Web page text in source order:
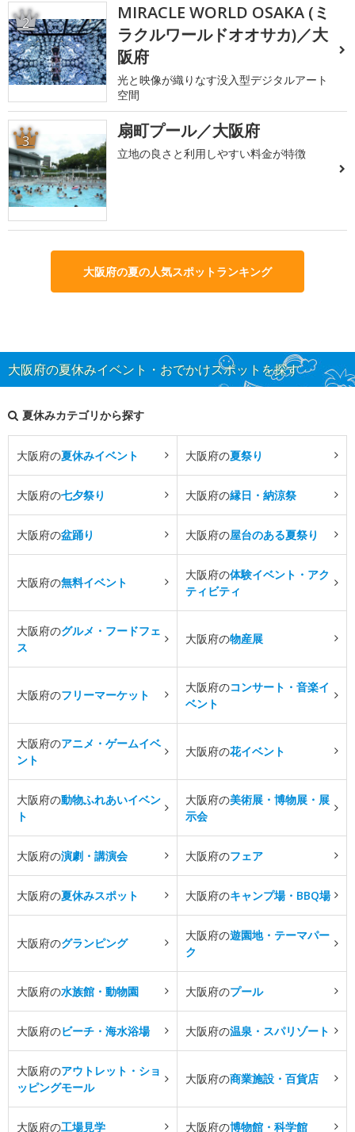
2
MIRACLE WORLD OSAKA (ミ
ラクルワールドオオサカ)／大
阪府
光と映像が織りなす没入型デジタルアート
空間
3 扇町プール／大阪府
立地の良さと利用しやすい料金が特徴
大阪府の夏の人気スポットランキング
大阪府の夏休みイベント・おでかけスポットを探す
夏休みカテゴリから探す
大阪府の夏休みイベント 大阪府の夏祭り
大阪府の七夕祭り 大阪府の縁日・納涼祭
大阪府の盆踊り 大阪府の屋台のある夏祭り
大阪府の無料イベント
大阪府の体験イベント・アク
ティビティ
大阪府のグルメ・フードフェ
ス
大阪府の物産展
大阪府のフリーマーケット
大阪府のコンサート・音楽イ
ベント
大阪府のアニメ・ゲームイベ
ント
大阪府の花イベント
大阪府の動物ふれあいイベン
ト
大阪府の美術展・博物展・展
示会
大阪府の演劇・講演会 大阪府のフェア
大阪府の夏休みスポット 大阪府のキャンプ場・BBQ場
大阪府のグランピング
大阪府の遊園地・テーマパー
ク
大阪府の水族館・動物園 大阪府のプール
大阪府のビーチ・海水浴場 大阪府の温泉・スパリゾート
大阪府のアウトレット・ショ
ッピングモール
大阪府の商業施設・百貨店
大阪府の工場見学 大阪府の博物館・科学館